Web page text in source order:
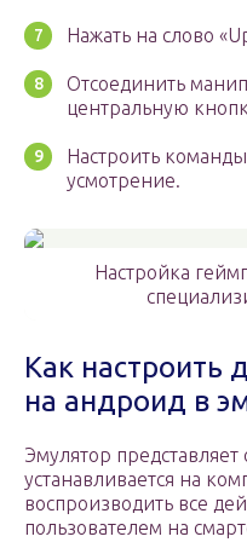
Нажать на слово
Отсоединить
центральную
Настроить
усмотрение.
Настройка
Как настроить
на андроид в
Эмулятор
устанавливается на
воспроизводить все
пользователем на